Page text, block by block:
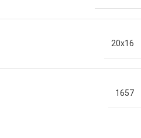
20х16
1657